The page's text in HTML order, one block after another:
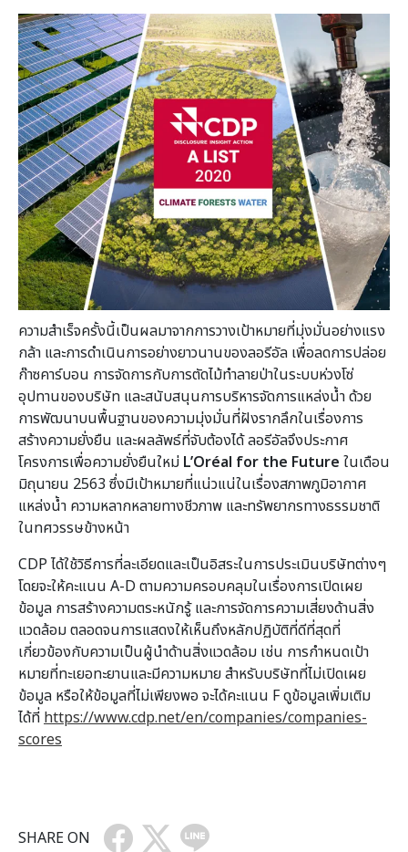
ความสำเร็จครั้งนี้เป็นผลมาจากการวางเป้าหมายที่มุ่งมั่นอย่างแรง
กล้า และการดำเนินการอย่างยาวนานของลอรีอัล เพื่อลดการปล่อย
ก๊าซคาร์บอน การจัดการกับการตัดไม้ทำลายป่าในระบบห่วงโซ่
อุปทานของบริษัท และสนับสนุนการบริหารจัดการแหล่งน้ำ ด้วย
การพัฒนาบนพื้นฐานของความมุ่งมั่นที่ฝังรากลึกในเรื่องการ
สร้างความยั่งยืน และผลลัพธ์ที่จับต้องได้ ลอรีอัลจึงประกาศ
โครงการเพื่อความยั่งยืนใหม่ L’Oréal for the Future ในเดือน
มิถุนายน 2563 ซึ่งมีเป้าหมายที่แน่วแน่ในเรื่องสภาพภูมิอากาศ
แหล่งน้ำ ความหลากหลายทางชีวภาพ และทรัพยากรทางธรรมชาติ
ในทศวรรษข้างหน้า
CDP ได้ใช้วิธีการที่ละเอียดและเป็นอิสระในการประเมินบริษัทต่างๆ
โดยจะให้คะแนน A-D ตามความครอบคลุมในเรื่องการเปิดเผย
ข้อมูล การสร้างความตระหนักรู้ และการจัดการความเสี่ยงด้านสิ่ง
แวดล้อม ตลอดจนการแสดงให้เห็นถึงหลักปฏิบัติที่ดีที่สุดที่
เกี่ยวข้องกับความเป็นผู้นำด้านสิ่งแวดล้อม เช่น การกำหนดเป้า
หมายที่ทะเยอทะยานและมีความหมาย สำหรับบริษัทที่ไม่เปิดเผย
ข้อมูล หรือให้ข้อมูลที่ไม่เพียงพอ จะได้คะแนน F ดูข้อมูลเพิ่มเติม
ได้ที่ https://www.cdp.net/en/companies/companies-
scores
SHARE ON